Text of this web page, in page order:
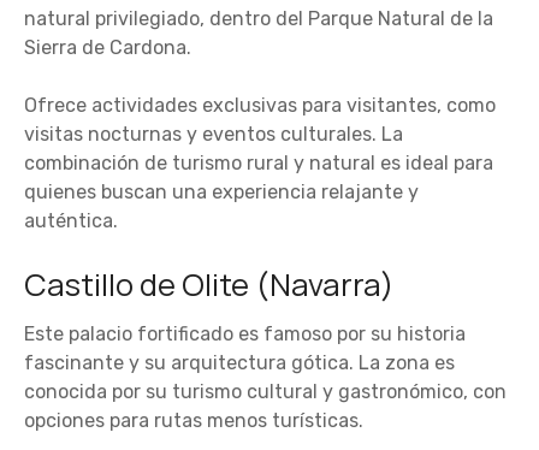
natural privilegiado, dentro del Parque Natural de la
Sierra de Cardona.
Ofrece actividades exclusivas para visitantes, como
visitas nocturnas y eventos culturales. La
combinación de turismo rural y natural es ideal para
quienes buscan una experiencia relajante y
auténtica.
Castillo de Olite (Navarra)
Este palacio fortificado es famoso por su historia
fascinante y su arquitectura gótica. La zona es
conocida por su turismo cultural y gastronómico, con
opciones para rutas menos turísticas.